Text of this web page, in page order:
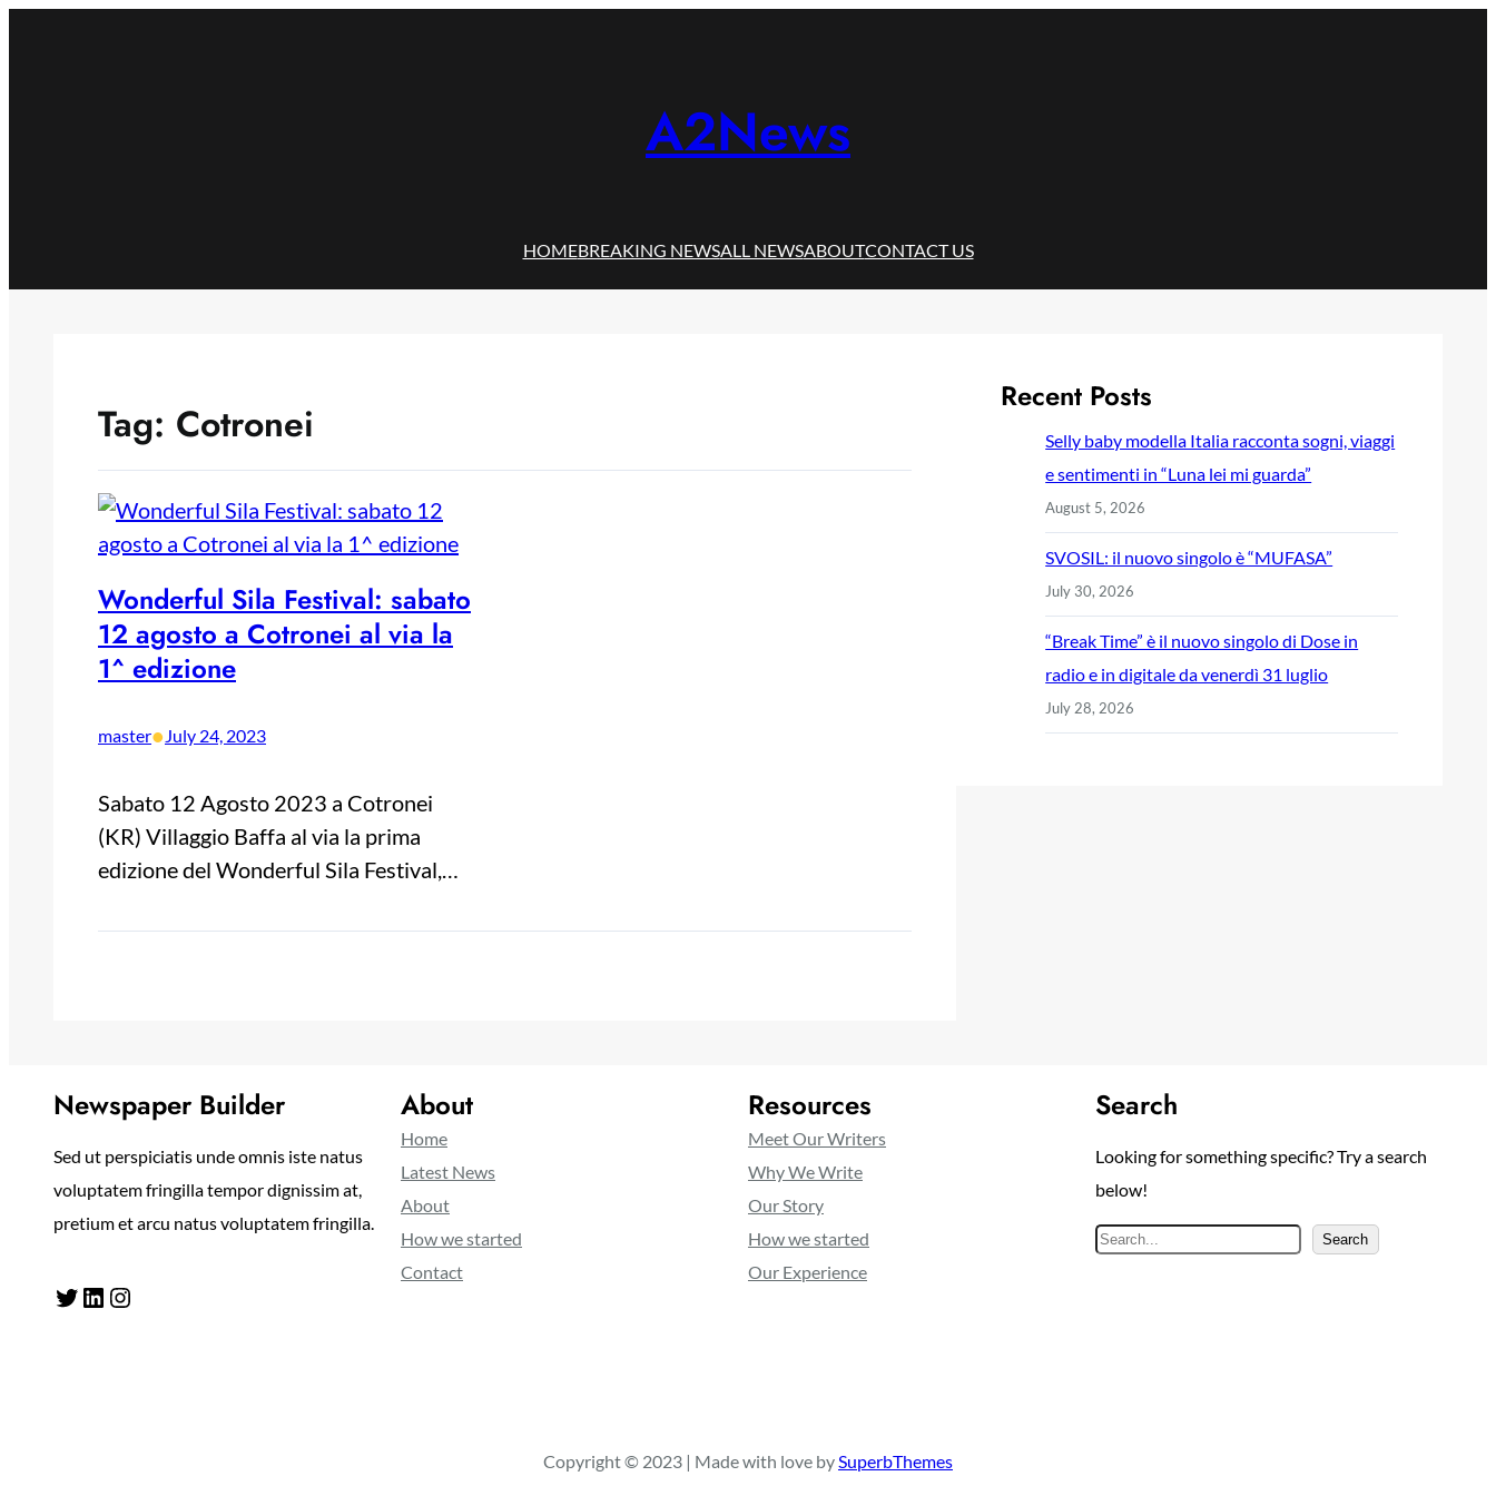
A2News
HOMEBREAKING NEWSALL NEWSABOUTCONTACT US
Tag: Cotronei
Wonderful Sila Festival: sabato
12 agosto a Cotronei al via la
1^ edizione
master•July 24, 2023
Sabato 12 Agosto 2023 a Cotronei
(KR) Villaggio Baffa al via la prima
edizione del Wonderful Sila Festival,…
Recent Posts
Selly baby modella Italia racconta sogni, viaggi
e sentimenti in “Luna lei mi guarda”
August 5, 2026
SVOSIL: il nuovo singolo è “MUFASA”
July 30, 2026
“Break Time” è il nuovo singolo di Dose in
radio e in digitale da venerdì 31 luglio
July 28, 2026
Newspaper Builder
Sed ut perspiciatis unde omnis iste natus
voluptatem fringilla tempor dignissim at,
pretium et arcu natus voluptatem fringilla.
Twitter LinkedIn Instagram
About
Home
Latest News
About
How we started
Contact
Resources
Meet Our Writers
Why We Write
Our Story
How we started
Our Experience
Search
Looking for something specific? Try a search
below!
S
Search
Copyright © 2023 | Made with love bySuperbThemes